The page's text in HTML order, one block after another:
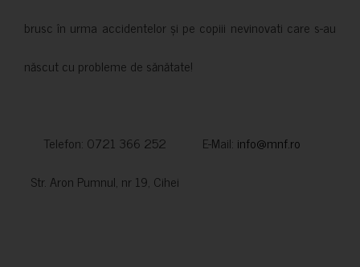
brusc în urma accidentelor și pe copiii nevinovati care s-au
născut cu probleme de sănătate!
Telefon: 0721 366 252 E-Mail: info@mnf.ro
Str. Aron Pumnul, nr 19, Cihei